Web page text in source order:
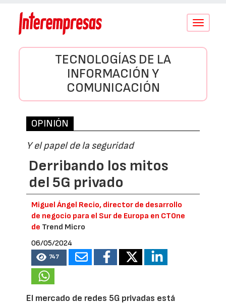
Conmutar
TECNOLOGÍAS DE LA
INFORMACIÓN Y
COMUNICACIÓN
OPINIÓN
Y el papel de la seguridad
Derribando los mitos
del 5G privado
Miguel Ángel Recio, director de desarrollo
de negocio para el Sur de Europa en CTOne
de Trend Micro
06/05/2024
747
El mercado de redes 5G privadas está